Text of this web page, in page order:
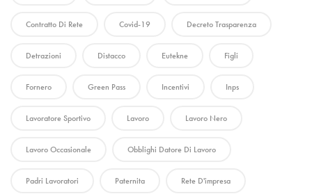
Contratto Di Rete Covid-19 Decreto Trasparenza
Detrazioni Distacco Eutekne Figli
Fornero Green Pass Incentivi Inps
Lavoratore Sportivo Lavoro Lavoro Nero
Lavoro Occasionale Obblighi Datore Di Lavoro
Padri Lavoratori Paternita Rete D'impresa